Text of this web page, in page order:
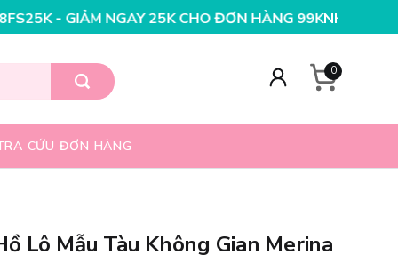
25K CHO ĐƠN HÀNG 99KNHẬP MÃ T08FS20K - GIẢM
0
CỨU ĐƠN HÀNG
Lô Mẫu Tàu Không Gian Merina